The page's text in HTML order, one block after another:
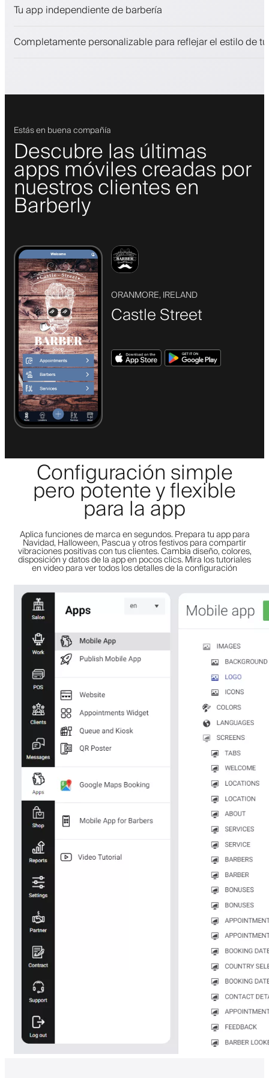
Involucra a los clientes con un programa de fidelización
Tu app independiente de barbería
Completamente personalizable para reflejar el estilo de
Estás en buena compañía
Descubre las últimas
apps móviles creadas por
nuestros clientes en
Barberly
ORANMORE, IRELAND
Castle Street
Configuración simple
pero potente y flexible
para la app
Aplica funciones de marca en segundos. Prepara tu app para
Navidad, Halloween, Pascua y otros festivos para compartir
vibraciones positivas con tus clientes. Cambia diseño, colores,
disposición y datos de la app en pocos clics. Mira los tutoriales
en video para ver todos los detalles de la configuración